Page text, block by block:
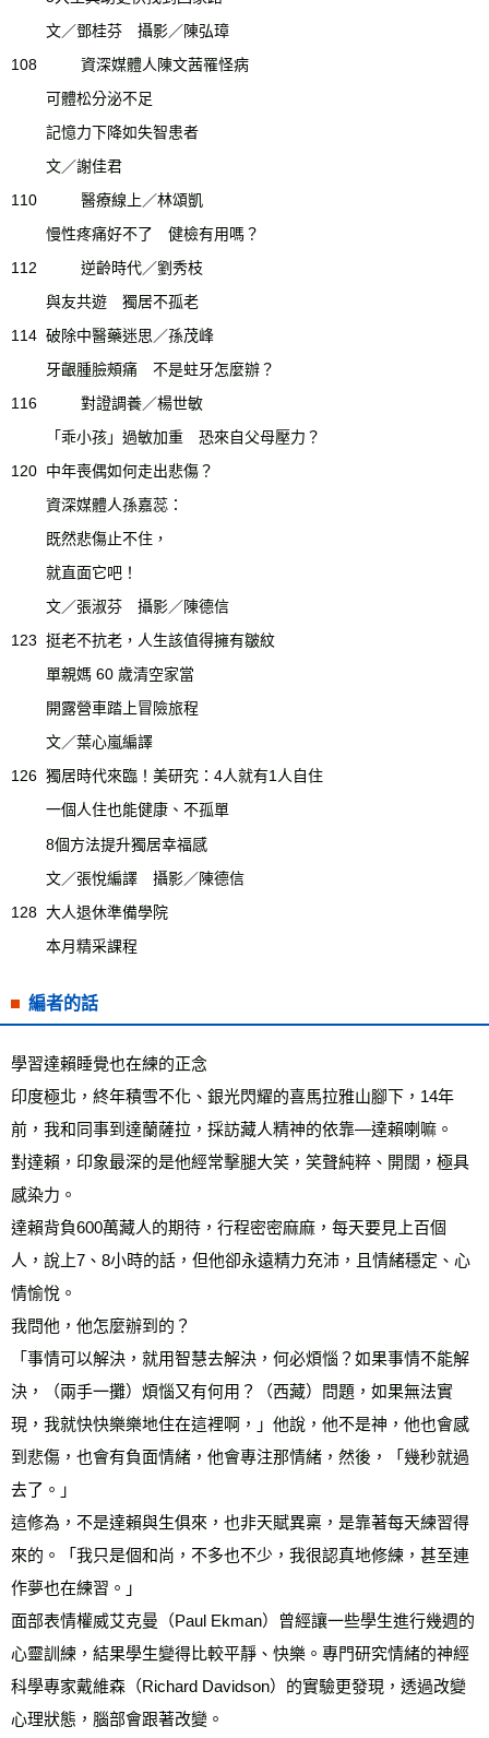
文／鄧桂芬 攝影／陳弘璋
108
資深媒體人陳文茜罹怪病
可體松分泌不足
記憶力下降如失智患者
文／謝佳君
110
醫療線上／林頌凱
慢性疼痛好不了 健檢有用嗎？
112
逆齡時代／劉秀枝
與友共遊 獨居不孤老
114 破除中醫藥迷思／孫茂峰
牙齦腫臉頰痛 不是蛀牙怎麼辦？
116
對證調養／楊世敏
「乖小孩」過敏加重 恐來自父母壓力？
120 中年喪偶如何走出悲傷？
資深媒體人孫嘉蕊：
既然悲傷止不住，
就直面它吧！
文／張淑芬 攝影／陳德信
123 挺老不抗老，人生該值得擁有皺紋
單親媽 60 歲清空家當
開露營車踏上冒險旅程
文／葉心嵐編譯
126 獨居時代來臨！美研究：4人就有1人自住
一個人住也能健康、不孤單
8個方法提升獨居幸福感
文／張悅編譯 攝影／陳德信
128 大人退休準備學院
本月精采課程
編者的話
學習達賴睡覺也在練的正念
印度極北，終年積雪不化、銀光閃耀的喜馬拉雅山腳下，14年
前，我和同事到達蘭薩拉，採訪藏人精神的依靠―達賴喇嘛。
對達賴，印象最深的是他經常擊腿大笑，笑聲純粹、開闊，極具
感染力。
達賴背負600萬藏人的期待，行程密密麻麻，每天要見上百個
人，說上7、8小時的話，但他卻永遠精力充沛，且情緒穩定、心
情愉悅。
我問他，他怎麼辦到的？
「事情可以解決，就用智慧去解決，何必煩惱？如果事情不能解
決，（兩手一攤）煩惱又有何用？（西藏）問題，如果無法實
現，我就快快樂樂地住在這裡啊，」他說，他不是神，他也會感
到悲傷，也會有負面情緒，他會專注那情緒，然後，「幾秒就過
去了。」
這修為，不是達賴與生俱來，也非天賦異稟，是靠著每天練習得
來的。「我只是個和尚，不多也不少，我很認真地修練，甚至連
作夢也在練習。」
面部表情權威艾克曼（Paul Ekman）曾經讓一些學生進行幾週的
心靈訓練，結果學生變得比較平靜、快樂。專門研究情緒的神經
科學專家戴維森（Richard Davidson）的實驗更發現，透過改變
心理狀態，腦部會跟著改變。